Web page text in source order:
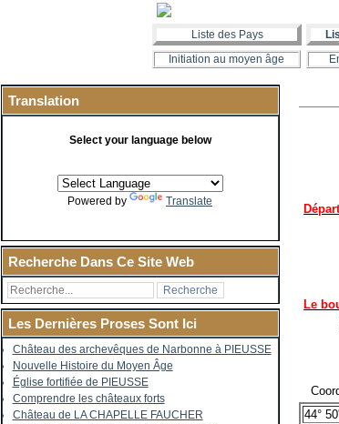
Liste des Pays
Initiation au moyen âge
Translation
Select your language below
Powered by Translate
Recherche Dans Ce Site Web
Les Dernières Proses Sont Ici
Château des archevêques de Narbonne à PIEUSSE
Nouvelle Histoire du Moyen Âge
Église fortifiée de PIEUSSE
Comprendre les châteaux forts
Château de LA CHAPELLE FAUCHER
Le
44°